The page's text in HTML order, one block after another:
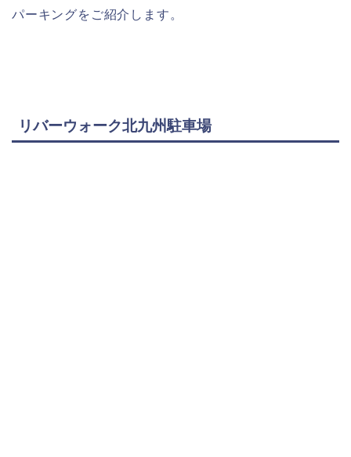
パーキングをご紹介します。
リバーウォーク北九州駐車場